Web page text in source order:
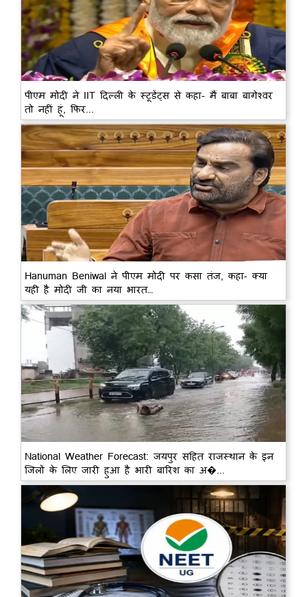
पीएम मोदी ने IIT दिल्ली के स्टूडेंट्स से कहा- मैं बाबा बागेश्वर
तो नहीं हूं, फिर...
Hanuman Beniwal ने पीएम मोदी पर कसा तंज, कहा- क्या
यही है मोदी जी का नया भारत…
National Weather Forecast: जयपुर सहित राजस्थान के इन
जिलों के लिए जारी हुआ है भारी बारिश का अ�...